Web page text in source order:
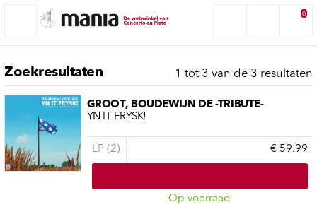
0
Zoekresultaten 1 tot 3 van de 3 resultaten
GROOT, BOUDEWIJN DE -TRIBUTE-
YN IT FRYSK!
LP (2) € 59.99
Op voorraad